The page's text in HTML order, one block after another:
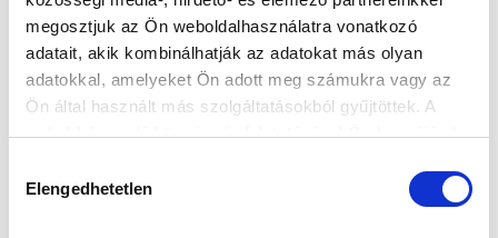
megosztjuk az Ön weboldalhasználatra vonatkozó
adatait, akik kombinálhatják az adatokat más olyan
adatokkal, amelyeket Ön adott meg számukra vagy az
Ön által használt más szolgáltatásokból gyűjtöttek. A
weboldalon való böngészés folytatásával Ön hozzájárul a
kiválasztása
Elengedhetetlen
FELIRATKOZOM
SZPONZOROK